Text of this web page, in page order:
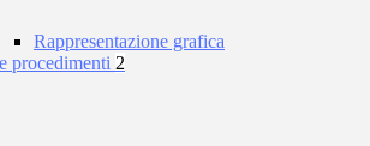
Rappresentazione grafica
procedimenti 2